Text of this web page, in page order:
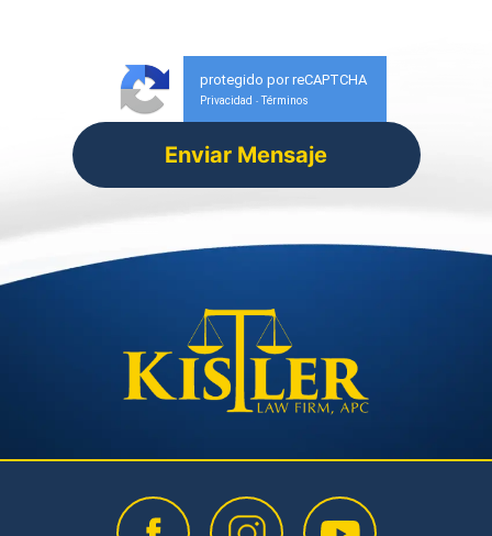
protegido por reCAPTCHA
Privacidad - Términos